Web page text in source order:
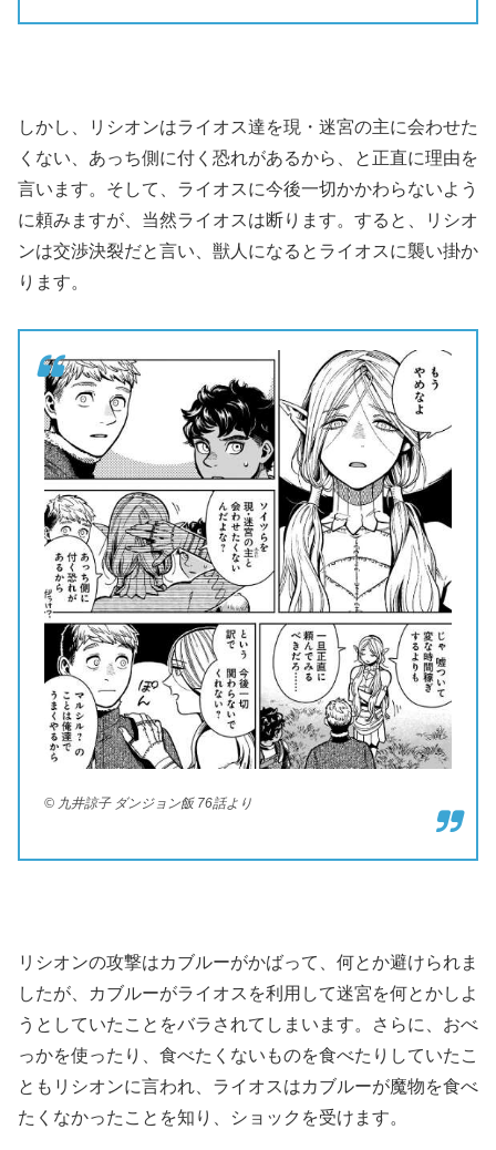
しかし、リシオンはライオス達を現・迷宮の主に会わせた
くない、あっち側に付く恐れがあるから、と正直に理由を
言います。そして、ライオスに今後一切かかわらないよう
に頼みますが、当然ライオスは断ります。すると、リシオ
ンは交渉決裂だと言い、獣人になるとライオスに襲い掛か
ります。
© 九井諒子 ダンジョン飯 76話より
リシオンの攻撃はカブルーがかばって、何とか避けられま
したが、カブルーがライオスを利用して迷宮を何とかしよ
うとしていたことをバラされてしまいます。さらに、おべ
っかを使ったり、食べたくないものを食べたりしていたこ
ともリシオンに言われ、ライオスはカブルーが魔物を食べ
たくなかったことを知り、ショックを受けます。